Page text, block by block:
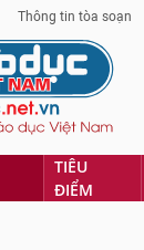
Thông tin tòa soạn
TIÊU
ĐIỂM